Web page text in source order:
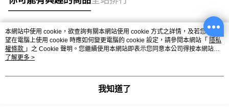
熱門標籤
本網站中使用 cookie，欲查詢有關本網站使用 cookie 方式之詳情，及若您不希
望在電腦上使用 cookie 時應如何變更電腦的 cookie 設定，請參閱本網站「 隱私
權條款 」之 Cookie 聲明。您繼續使用本網站即表示您同意本公司得按本網站使
用條款之 Cookie 聲明使用 cookie。
了解更多 >
我知道了